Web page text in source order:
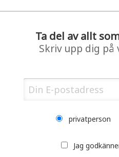
Ta del av allt
Skriv upp dig
privatperson
Jag